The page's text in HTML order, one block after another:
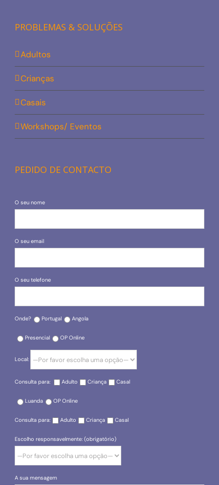
PROBLEMAS & SOLUÇÕES
Adultos
Crianças
Casais
Workshops/ Eventos
PEDIDO DE CONTACTO
O seu nome
O seu email
O seu telefone
Onde? Portugal Angola
Presencial OP Online
Local:
Consulta para: Adulto Criança Casal
Luanda OP Online
Consulta para: Adulto Criança Casal
Escolho responsavelmente: (obrigatório)
A sua mensagem